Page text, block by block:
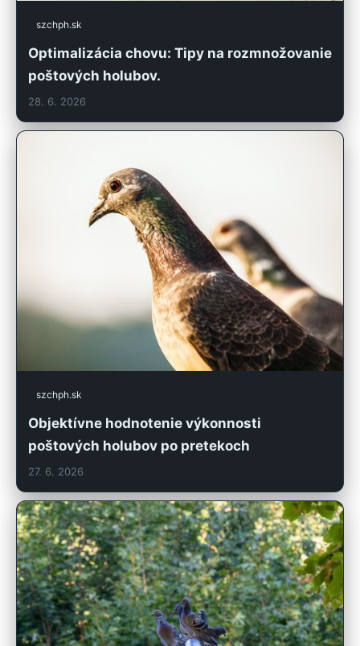
szchph.sk
Optimalizácia chovu: Tipy na rozmnožovanie
poštových holubov.
28. 6. 2026
szchph.sk
Objektívne hodnotenie výkonnosti
poštových holubov po pretekoch
27. 6. 2026